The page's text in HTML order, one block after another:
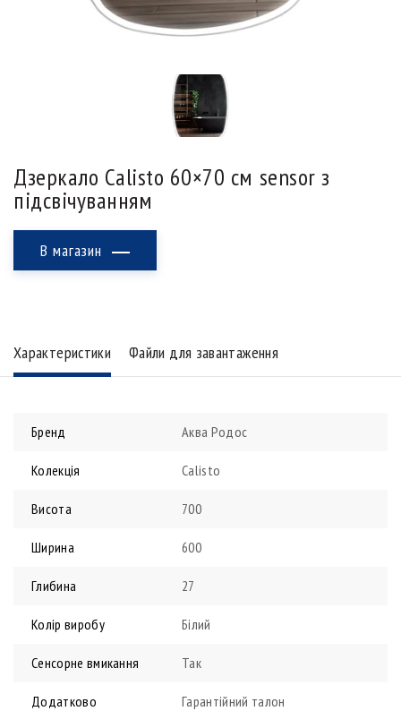
Дзеркало Calisto 60×70 см sensor з
підсвічуванням
В магазин
Характеристики Файли для завантаження
Бренд Аква Родос
Колекція Calisto
Висота 700
Ширина 600
Глибина 27
Колір виробу Білий
Сенсорне вмикання Так
Додатково Гарантійний талон